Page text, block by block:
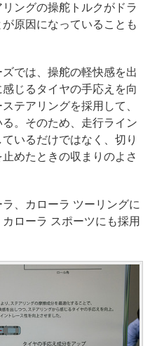
ングの操舵トルクがドラ
原因になっていることも
では、操舵の軽快感を出
じるタイヤの手応えを向
テアリングを採用して、
。そのため、走行ライン
いるだけではなく、切り
めたときの収まりのよさ
、カローラ ツーリングに
ローラ スポーツにも採用